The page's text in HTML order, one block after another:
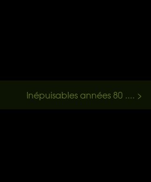
Inépuisables années 80 .... >